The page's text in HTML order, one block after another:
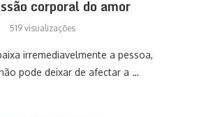
corporal do amor
519 visualizações
irremediavelmente a pessoa,
pode deixar de afectar a …